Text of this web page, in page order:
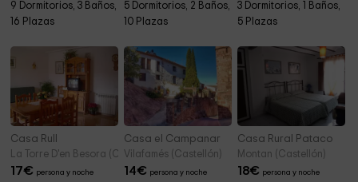
9 Dormitorios, 3 Baños,
16 Plazas
5 Dormitorios, 2 Baños,
10 Plazas
3 Dormitorios, 1 Baños,
5 Plazas
Casa Rull
La Torre D'en Besora (Castellón)
17€ persona y noche
Casa el Campanar
Vilafamés (Castellón)
14€ persona y noche
Casa Rural Pataco
Montan (Castellón)
18€ persona y noche